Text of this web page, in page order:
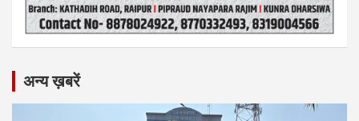
अन्य ख़बरें